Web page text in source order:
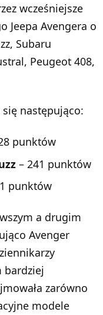
wcześniejsze
Jeepa Avengera o
Subaru
Peugeot 408,
następująco:
punktów
– 241 punktów
punktów
a drugim
Avenger
bardziej
zarówno
modele